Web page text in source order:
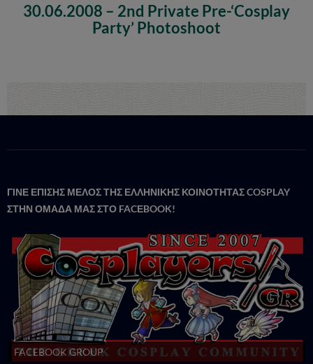
30.06.2008 – 2nd Private Pre-‘Cosplay
Party’ Photoshoot
ΓΙΝΕ ΕΠΙΣΗΣ ΜΕΛΟΣ ΤΗΣ ΕΛΛΗΝΙΚΗΣ ΚΟΙΝΟΤΗΤΑΣ COSPLAY
ΣΤΗΝ ΟΜΑΔΑ ΜΑΣ ΣΤΟ FACΕBOOK!
FACEBOOK GROUP